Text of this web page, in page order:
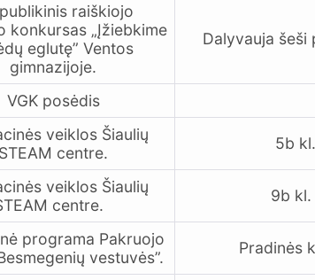
raiškiojo
konkursas „Įžiebkime
eglutę” Ventos
gimnazijoje.
Dalyvauja šeši
VGK posėdis
veiklos Šiaulių
STEAM centre.
5b kl.
veiklos Šiaulių
centre.
9b kl.
programa Pakruojo
vestuvės”.
Pradinės